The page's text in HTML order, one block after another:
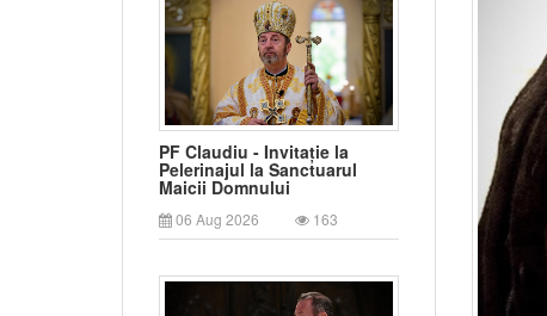
PF Claudiu - Invitație la
Pelerinajul la Sanctuarul
Maicii Domnului
06 Aug 2026 163